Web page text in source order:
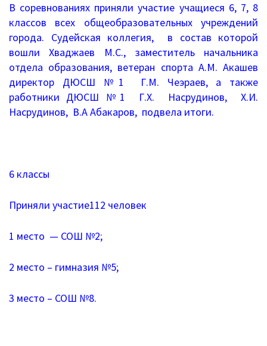
Августовские доклады
Психолого-педагогический класс
Дистанционное образование
Дошкольное образование
Перечень информационных систем
Деятельность
Школа Минпроса России
Школьное питание
экстремизму
В соревнованиях приняли участие учащиеся 6, 7, 8
классов всех общеобразовательных учреждений
города. Судейская коллегия, в состав которой
вошли Хваджаев М.С., заместитель начальника
отдела образования, ветеран спорта А.М. Акашев
директор ДЮСШ №1 Г.М. Чеэраев, а также
работники ДЮСШ №1 Г.Х. Насрудинов, Х.И.
Насрудинов, В.А Абакаров, подвела итоги.
6 классы
Приняли участие112 человек
1 место — СОШ №2;
2 место – гимназия №5;
3 место – СОШ №8.